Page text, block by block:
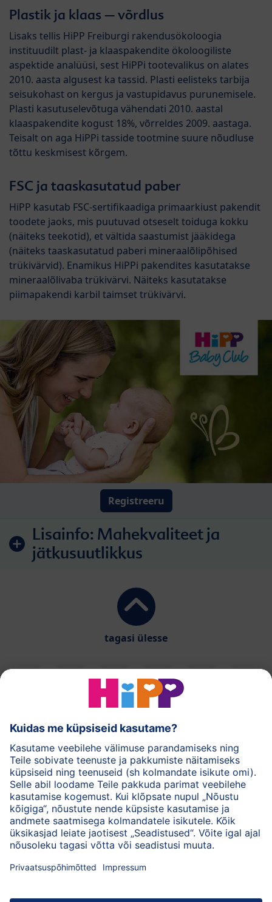
Plastik ja klaas – võrdlus
Lisaks tellis HiPP Freiburgi rakendusökoloogia
instituudilt plast- ja klaaspakendite ökoloogiliste
aspektide analüüsi, sest HiPPi tootevalikus on alates
2010. aasta algusest ka tassid. Plasti eelisteks tarbija
seisukohast on kergus ja vastupidavus purunemisele.
Plasti kasutuselevõtuga vähendati 2010. aastal
klaaspakendite kogust 18%, võrreldes 2009. aastaga.
Teisalt on aga HiPPi tasside tootmine suure nõudluse
tõttu keskmisest kõrgem.
FSC ja taaskasutatud paber
HiPP kasutab FSC-sertifikaadiga primaarkiust pakendit
toodete jaoks, mis puutuvad otseselt toiduga kokku
(näiteks teekotid), et vältida saastumist jääkidega
(näiteks taaskasutatud paberi mineraalõlipõhised
trükivärvid). Enamikus HiPPi pakendites kasutatakse
mineraalõlivaba trükivärvi. Näiteks kasutatakse
piimapakendi karbil taimset trükivärvi.
Registreeru
Lisainfo: Mahekvaliteet ja
jätkusuutlikkus
tagasi ülesse
HiPPi piimasegud
HiPPi imikutoidud
HiPPi nahahooldus
Privaatsuspõhimõtted
Kasutustingimused
Andmed
Ettevõttest HiPP Kontakt